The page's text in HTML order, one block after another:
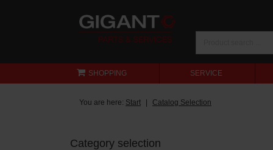
SHOPPING SERVICE
You are here: Start Catalog Selection
Category selection